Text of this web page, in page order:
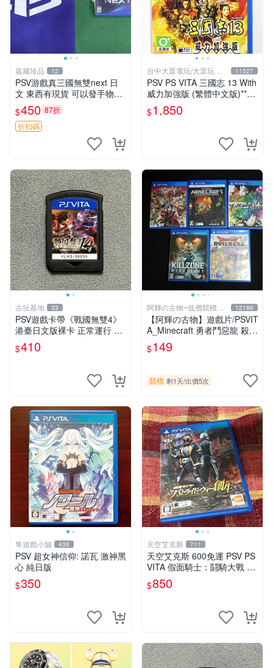
嘉藏珍品 12
PSV游戲真三國無雙next 日
文 東西有現貨 可以發手物品
無質量問題售不退不換
$450 87折
折扣碼
台中大眾電玩/大眾玩具
店
11527
PSV PS VITA 三國志 13 With
威力加強版 (繁體中文版)**
(二手商品)【台中大眾電玩】
$1,850
古玩基地 33
PSV遊戲卡帶《戰國無雙4》
港臺日文版裸卡 正常運行 臺
灣索尼專用 游戲機械玩不了
戰國無雙 4 PSV 港版 卡帶 無
$410
阿輝の古物~低價競標五
六日結標
12186
【阿輝の古物】遊戲片/PSVIT
A_Minecraft 勇者鬥惡龍 殺戮
地帶 英雄傳說 槍彈辯駁 一批
合售_刮痕污漬_1元起標無底
$149
競標 剩1天/出價5次
隼遊戲小舖 438
PSV 超女神信仰: 諾瓦 激神黑
心 純日版
$350
天空艾克斯 711
天空艾克斯 600免運 PSV PS
VITA 假面騎士：鬪騎大戰 創
生 普通版 純日版
$850